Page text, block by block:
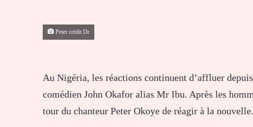
Peter crédit Dr
Au Nigéria, les réactions continuent d’affluer
comédien John Okafor alias Mr Ibu. Après les
tour du chanteur Peter Okoye de réagir à la nouvelle.